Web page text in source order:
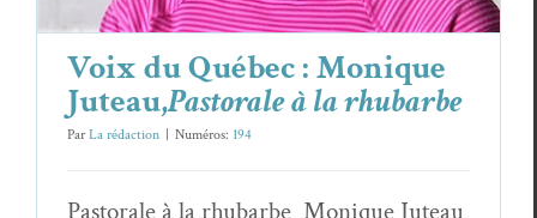
Voix du Québec : Monique
Juteau,Pastorale à la rhubarbe
ParLa rédaction Numéros: 194